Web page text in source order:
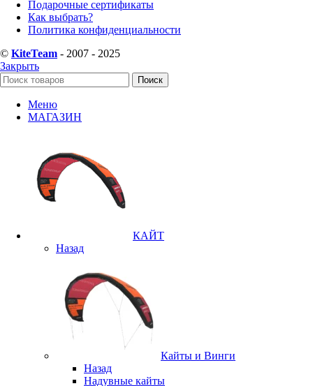
Подарочные сертификаты
Как выбрать?
Политика конфиденциальности
© KiteTeam - 2007 - 2025
Закрыть
Поиск
Меню
МАГАЗИН
КАЙТ
Назад
Кайты и Винги
Назад
Надувные кайты